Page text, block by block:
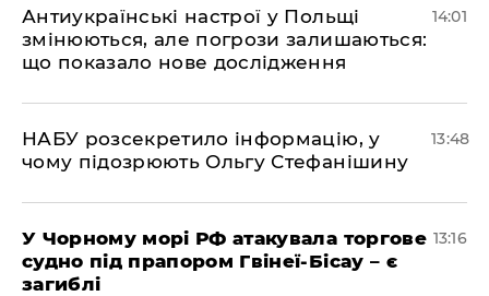
Антиукраїнські настрої у Польщі
змінюються, але погрози залишаються:
що показало нове дослідження
14:01
НАБУ розсекретило інформацію, у
чому підозрюють Ольгу Стефанішину
13:48
У Чорному морі РФ атакувала торгове
судно під прапором Гвінеї-Бісау – є
загиблі
13:16